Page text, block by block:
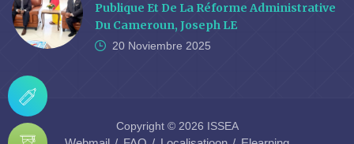
Publique Et De La Réforme Administrative
Du Cameroun, Joseph LE
20 Noviembre 2025
Copyright © 2026 ISSEA